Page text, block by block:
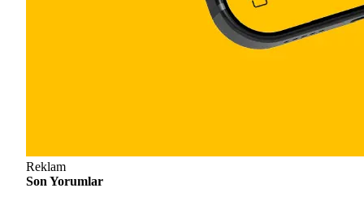
Reklam
Son Yorumlar